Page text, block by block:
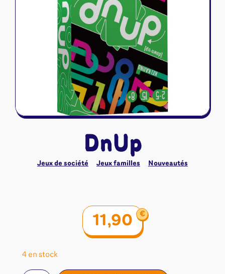
Naruto Mythos
Autres
Tapis de jeu
DnUp
Jeux de société Jeux familles Nouveautés
11,90 €
4 en stock